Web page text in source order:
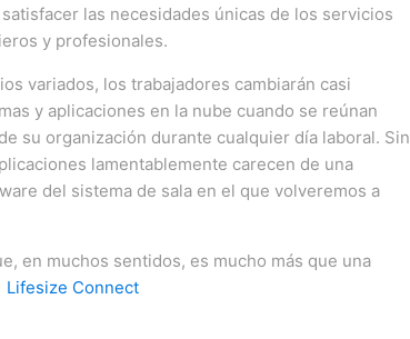
las necesidades únicas de los servicios
y profesionales.
variados, los trabajadores cambiarán casi
y aplicaciones en la nube cuando se reúnan
su organización durante cualquier día laboral. Sin
lamentablemente carecen de una
del sistema de sala en el que volveremos a
en muchos sentidos, es mucho más que una
Lifesize Connect